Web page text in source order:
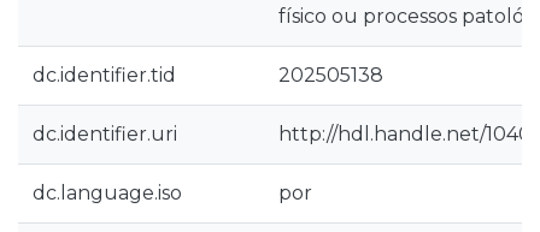
físico ou processos
dc.identifier.tid 202505138
dc.identifier.uri http://hdl.handle.net/
dc.language.iso por